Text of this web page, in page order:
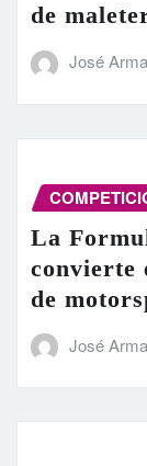
de
José
La
convierte
de
José